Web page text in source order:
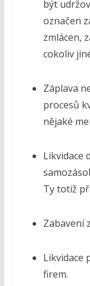
být
označen
zmlácen,
cokoliv
Záplava
procesů
nějaké
Likvidace
Ty totiž
Zabavení
Likvidace
firem.